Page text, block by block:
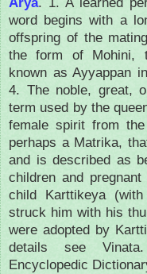
word begins with a
offspring of the
the form of Mohini,
known as Ayyappan
4. The noble, great,
term used by the
female spirit from
perhaps a Matrika,
and is described as
children and
child Karttikeya
struck him with his
were adopted by
details see
Encyclopedic